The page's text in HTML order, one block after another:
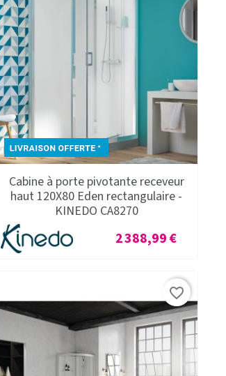
Cabine à porte pivotante receveur
haut 120X80 Eden rectangulaire -
KINEDO CA8270
Prix
2 388,99 €
favorite_border